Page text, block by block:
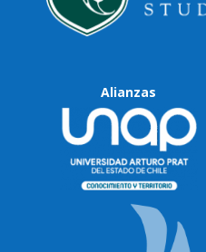
Alianzas